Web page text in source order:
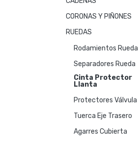
CORONAS Y PIÑONES
RUEDAS
Rodamientos Rueda
Separadores Rueda
Cinta Protector
Llanta
Protectores Válvula
Tuerca Eje Trasero
Agarres Cubierta